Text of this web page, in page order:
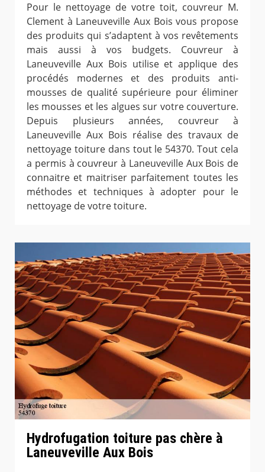
Pour le nettoyage de votre toit, couvreur M.
Clement à Laneuveville Aux Bois vous propose
des produits qui s’adaptent à vos revêtements
mais aussi à vos budgets. Couvreur à
Laneuveville Aux Bois utilise et applique des
procédés modernes et des produits anti-
mousses de qualité supérieure pour éliminer
les mousses et les algues sur votre couverture.
Depuis plusieurs années, couvreur à
Laneuveville Aux Bois réalise des travaux de
nettoyage toiture dans tout le 54370. Tout cela
a permis à couvreur à Laneuveville Aux Bois de
connaitre et maitriser parfaitement toutes les
méthodes et techniques à adopter pour le
nettoyage de votre toiture.
Hydrofugation toiture pas chère à
Laneuveville Aux Bois